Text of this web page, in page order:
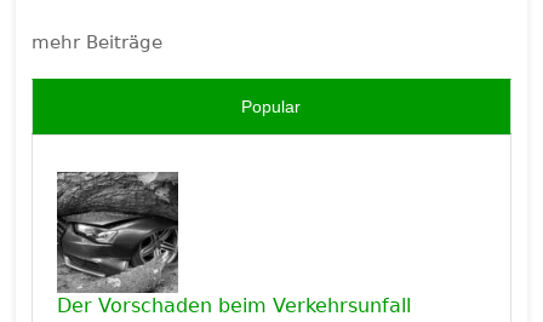
mehr Beiträge
Popular
Der Vorschaden beim Verkehrsunfall